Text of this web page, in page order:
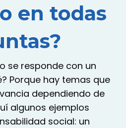
en todas
se responde con un
Porque hay temas que
dependiendo de
algunos ejemplos
social: un